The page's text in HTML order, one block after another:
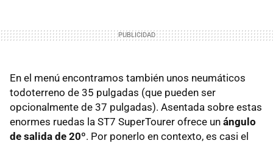
En el menú encontramos también unos neumáticos
todoterreno de 35 pulgadas (que pueden ser
opcionalmente de 37 pulgadas). Asentada sobre estas
enormes ruedas la ST7 SuperTourer ofrece un ángulo
de salida de 20º. Por ponerlo en contexto, es casi el